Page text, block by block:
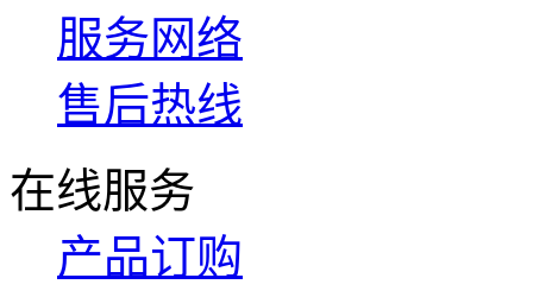
服务网络
售后热线
在线服务
产品订购